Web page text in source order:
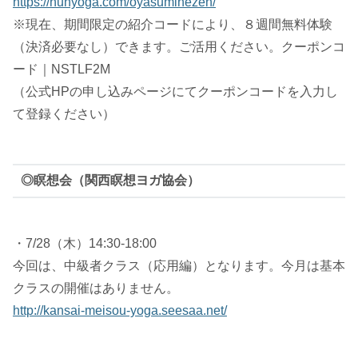
※現在、期間限定の紹介コードにより、８週間無料体験
（決済必要なし）できます。ご活用ください。クーポンコ
ード｜NSTLF2M
（公式HPの申し込みページにてクーポンコードを入力し
て登録ください）
◎瞑想会（関西瞑想ヨガ協会）
・7/28（木）14:30-18:00
今回は、中級者クラス（応用編）となります。今月は基本
クラスの開催はありません。
http://kansai-meisou-yoga.seesaa.net/